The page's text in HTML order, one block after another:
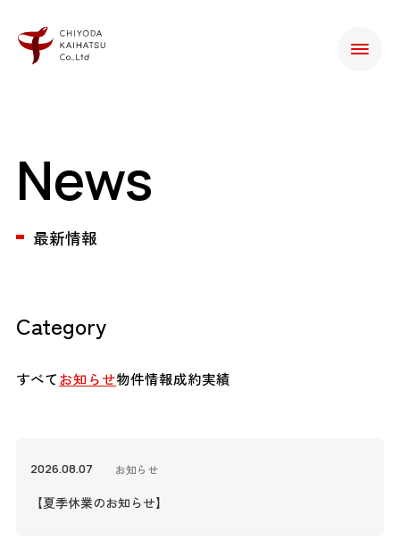
News
最新情報
Category
すべてお知らせ物件情報成約実績
2026.08.07 お知らせ
【夏季休業のお知らせ】